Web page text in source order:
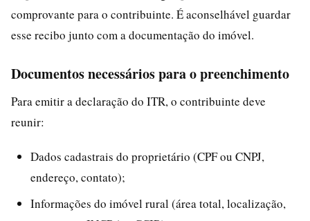
comprovante para o contribuinte. É aconselhável guardar
esse recibo junto com a documentação do imóvel.
Documentos necessários para o preenchimento
Para emitir a declaração do ITR, o contribuinte deve
reunir:
Dados cadastrais do proprietário (CPF ou CNPJ,
endereço, contato);
Informações do imóvel rural (área total, localização,